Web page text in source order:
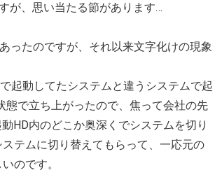
が、思い当たる節があります…
ったのですが、それ以来文字化けの現象
起動してたシステムと違うシステムで起
で立ち上がったので、焦って会社の先
HD内のどこか奥深くでシステムを切り
テムに切り替えてもらって、一応元の
のです。